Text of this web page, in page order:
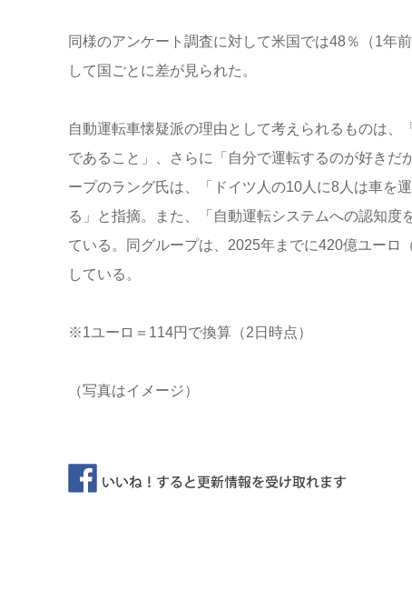
同様のアンケート調査に対して米国では48％（1年
して国ごとに差が見られた。
自動運転車懐疑派の理由として考えられるものは
であること」、さらに「自分で運転するのが好き
ープのラング氏は、「ドイツ人の10人に8人は車を
る」と指摘。また、「自動運転システムへの認知
ている。同グループは、2025年までに420億ユーロ
している。
※1ユーロ＝114円で換算（2日時点）
（写真はイメージ）